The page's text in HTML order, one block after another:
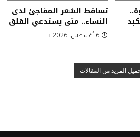
تساقط الشعر المفاجئ لدى
النساء.. متى يستدعي القلق
6 أغسطس، 2026
المزيد من المقالات